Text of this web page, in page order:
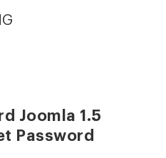
Joomla 1.5
Password